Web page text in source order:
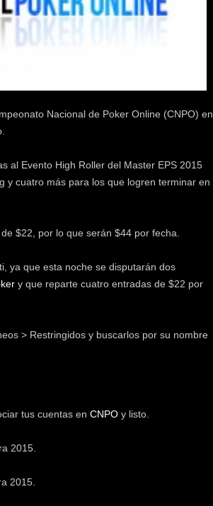
Nacional de Poker Online (CNPO) en
al Evento High Roller del Master EPS 2015
y cuatro más para los que logren terminar en
$22, por lo que serán $44 por fecha.
ya que esta noche se disputarán dos
y que reparte cuatro entradas de $22 por
> Restringidos y buscarlos por su nombre
tus cuentas en CNPO y listo.
2015.
2015.